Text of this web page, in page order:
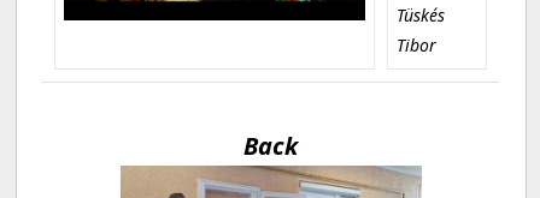
Tüskés
Tibor
Back